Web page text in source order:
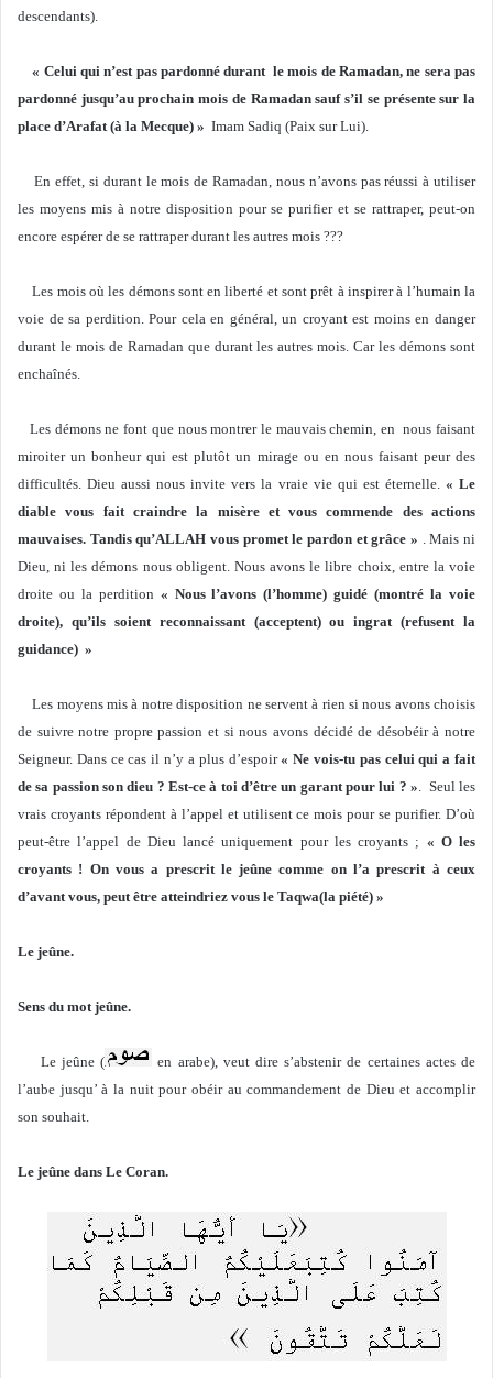
descendants).
« Celui qui n’est pas pardonné durant le mois de Ramadan, ne sera pas
pardonné jusqu’au prochain mois de Ramadan sauf s’il se présente sur la
place d’Arafat (à la Mecque) » Imam Sadiq (Paix sur Lui).
En effet, si durant le mois de Ramadan, nous n’avons pas réussi à utiliser
les moyens mis à notre disposition pour se purifier et se rattraper, peut-on
encore espérer de se rattraper durant les autres mois ???
Les mois où les démons sont en liberté et sont prêt à inspirer à l’humain la
voie de sa perdition. Pour cela en général, un croyant est moins en danger
durant le mois de Ramadan que durant les autres mois. Car les démons sont
enchaînés.
Les démons ne font que nous montrer le mauvais chemin, en nous faisant
miroiter un bonheur qui est plutôt un mirage ou en nous faisant peur des
difficultés. Dieu aussi nous invite vers la vraie vie qui est éternelle. « Le
diable vous fait craindre la misère et vous commende des actions
mauvaises. Tandis qu’ALLAH vous promet le pardon et grâce » . Mais ni
Dieu, ni les démons nous obligent. Nous avons le libre choix, entre la voie
droite ou la perdition « Nous l’avons (l’homme) guidé (montré la voie
droite), qu’ils soient reconnaissant (acceptent) ou ingrat (refusent la
guidance) »
Les moyens mis à notre disposition ne servent à rien si nous avons choisis
de suivre notre propre passion et si nous avons décidé de désobéir à notre
Seigneur. Dans ce cas il n’y a plus d’espoir« Ne vois-tu pas celui qui a fait
de sa passion son dieu ? Est-ce à toi d’être un garant pour lui ? » . Seul les
vrais croyants répondent à l’appel et utilisent ce mois pour se purifier. D’où
peut-être l’appel de Dieu lancé uniquement pour les croyants ; « O les
croyants ! On vous a prescrit le jeûne comme on l’a prescrit à ceux
d’avant vous, peut être atteindriez vous le Taqwa(la piété) »
Le jeûne.
Sens du mot jeûne.
Le jeûne (
en arabe), veut dire s’abstenir de certaines actes de
l’aube jusqu’ à la nuit pour obéir au commandement de Dieu et accomplir
son souhait.
Le jeûne dans Le Coran.